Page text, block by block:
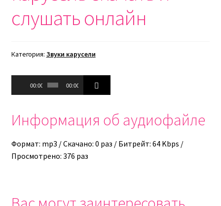
слушать онлайн
Категория: Звуки карусели
Аудиоплеер
00:00 00:00
Информация об аудиофайле
Формат: mp3 / Скачано: 0 раз / Битрейт: 64 Kbps /
Просмотрено: 376 раз